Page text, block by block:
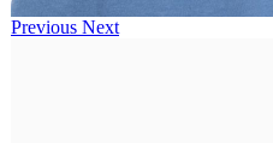
Previous Next